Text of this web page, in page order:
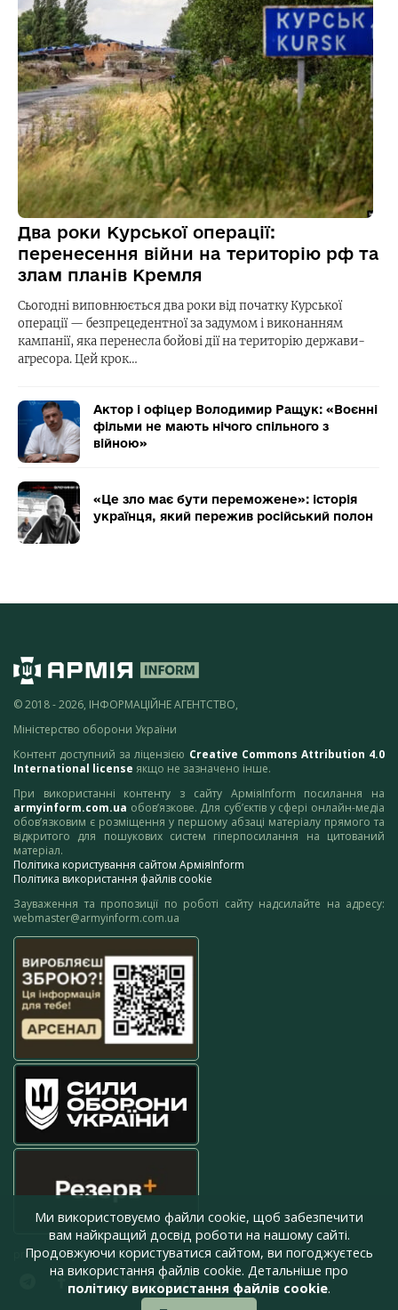
Два роки Курської операції:
перенесення війни на територію рф та
злам планів Кремля
Сьогодні виповнюється два роки від початку Курської
операції — безпрецедентної за задумом і виконанням
кампанії, яка перенесла бойові дії на територію держави-
агресора. Цей крок…
Актор і офіцер Володимир Ращук: «Воєнні
фільми не мають нічого спільного з
війною»
«Це зло має бути переможене»: історія
українця, який пережив російський полон
© 2018 - 2026, ІНФОРМАЦІЙНЕ АГЕНТСТВО,
Міністерство оборони України
Контент доступний за ліцензією Creative Commons Attribution 4.0
International license якщо не зазначено інше.
При використанні контенту з сайту АрміяInform посилання на
armyinform.com.ua обов’язкове. Для суб’єктів у сфері онлайн-медіа
обов’язковим є розміщення у першому абзаці матеріалу прямого та
відкритого для пошукових систем гіперпосилання на цитований
матеріал.
Політика користування сайтом АрміяInform
Політика використання файлів cookie
Зауваження та пропозиції по роботі сайту надсилайте на адресу:
webmaster@armyinform.com.ua
press@armyinform.com.ua
Ми використовуємо файли cookie, щоб забезпечити
вам найкращий досвід роботи на нашому сайті.
Продовжуючи користуватися сайтом, ви погоджуєтесь
на використання файлів cookie. Детальніше про
політику використання файлів cookie.